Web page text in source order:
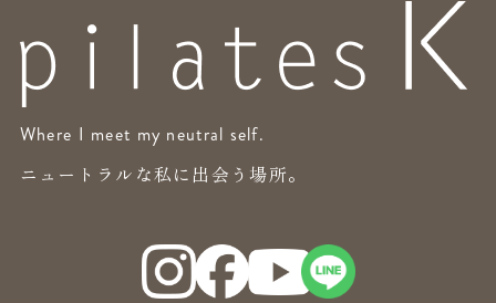
Where I meet my neutral self.
ニュートラルな私に出会う場所。